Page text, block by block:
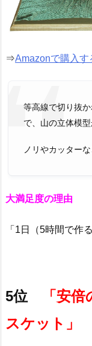
⇒Amazonで購入す
等高線で切り抜
で、山の立体模型
ノリやカッター
大満足度の理由
「1日（5時間で作
5位
「安
スケット」